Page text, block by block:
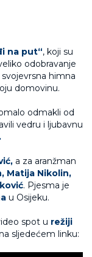
na put“, koji su
odobravanje
himna
domovinu.
odmakli od
vedru i ljubavnu
a za aranžman
Matija Nikolin,
. Pjesma je
u Osijeku.
spot u režiji
sljedećem linku: